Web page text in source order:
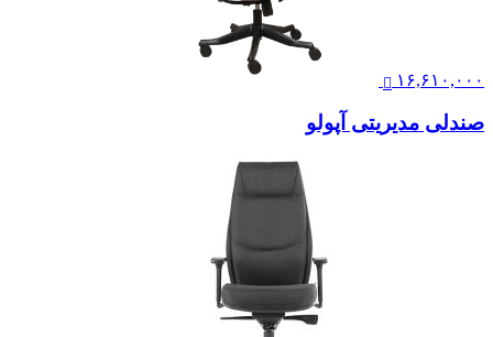
۱۶,۶۱۰,۰۰۰
صندلی مدیریتی آپولو